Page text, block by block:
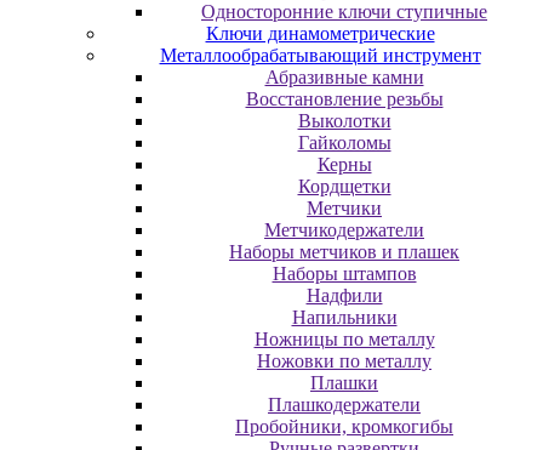
Односторонние ключи ступичные
Ключи динамометрические
Металлообрабатывающий инструмент
Абразивные камни
Восстановление резьбы
Выколотки
Гайколомы
Керны
Кордщетки
Метчики
Метчикодержатели
Наборы метчиков и плашек
Наборы штампов
Надфили
Напильники
Ножницы по металлу
Ножовки по металлу
Плашки
Плашкодержатели
Пробойники, кромкогибы